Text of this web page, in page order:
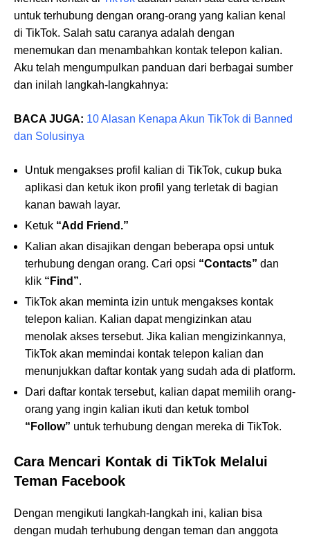
untuk terhubung dengan orang-orang yang kalian kenal
di TikTok. Salah satu caranya adalah dengan
menemukan dan menambahkan kontak telepon kalian.
Aku telah mengumpulkan panduan dari berbagai sumber
dan inilah langkah-langkahnya:
BACA JUGA: 10 Alasan Kenapa Akun TikTok di Banned
dan Solusinya
Untuk mengakses profil kalian di TikTok, cukup buka
aplikasi dan ketuk ikon profil yang terletak di bagian
kanan bawah layar.
Ketuk “Add Friend.”
Kalian akan disajikan dengan beberapa opsi untuk
terhubung dengan orang. Cari opsi “Contacts” dan
klik “Find”.
TikTok akan meminta izin untuk mengakses kontak
telepon kalian. Kalian dapat mengizinkan atau
menolak akses tersebut. Jika kalian mengizinkannya,
TikTok akan memindai kontak telepon kalian dan
menunjukkan daftar kontak yang sudah ada di platform.
Dari daftar kontak tersebut, kalian dapat memilih orang-
orang yang ingin kalian ikuti dan ketuk tombol
“Follow” untuk terhubung dengan mereka di TikTok.
Cara Mencari Kontak di TikTok Melalui
Teman Facebook
Dengan mengikuti langkah-langkah ini, kalian bisa
dengan mudah terhubung dengan teman dan anggota